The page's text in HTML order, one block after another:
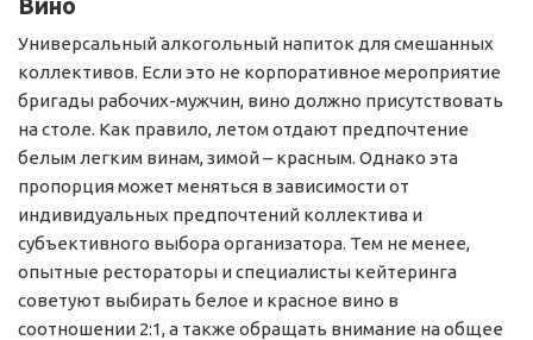
Универсальный алкогольный напиток для смешанных
коллективов. Если это не корпоративное мероприятие
бригады рабочих-мужчин, вино должно присутствовать
на столе. Как правило, летом отдают предпочтение
белым легким винам, зимой – красным. Однако эта
пропорция может меняться в зависимости от
индивидуальных предпочтений коллектива и
субъективного выбора организатора. Тем не менее,
опытные рестораторы и специалисты кейтеринга
советуют выбирать белое и красное вино в
соотношении 2:1, а также обращать внимание на общее